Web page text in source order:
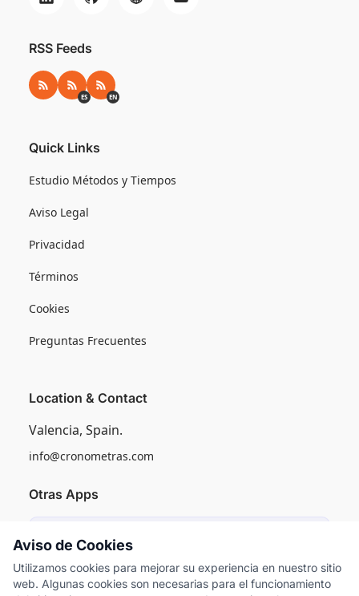
RSS Feeds
RSS RSS ES
ES RSS EN
EN
Quick Links
Estudio Métodos y Tiempos
Aviso Legal
Privacidad
Términos
Cookies
Preguntas Frecuentes
Location & Contact
Valencia, Spain.
info@cronometras.com
Otras Apps
Control de Producción Industrial
Aviso de Cookies
Utilizamos cookies para mejorar su experiencia en nuestro sitio
web. Algunas cookies son necesarias para el funcionamiento